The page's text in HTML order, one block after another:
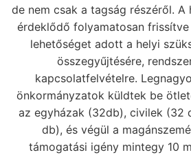
de nem csak a tagság részéről. A
érdeklődő folyamatosan
lehetőséget adott a helyi
összegyűjtésére,
kapcsolatfelvételre.
önkormányzatok küldtek be
az egyházak (32db), civilek (32
db), és végül a
támogatási igény mintegy 10